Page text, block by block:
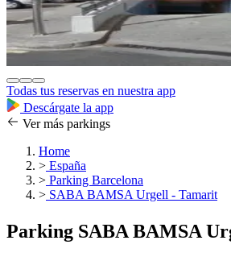
Todas tus reservas en nuestra app
Descárgate la app
Ver más parkings
Home
> España
> Parking Barcelona
> SABA BAMSA Urgell - Tamarit
Parking SABA BAMSA